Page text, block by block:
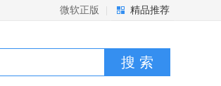
微软正版 精品推荐
搜 索